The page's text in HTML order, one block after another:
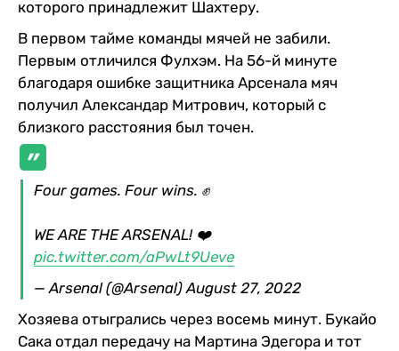
которого принадлежит Шахтеру.
В первом тайме команды мячей не забили.
Первым отличился Фулхэм. На 56-й минуте
благодаря ошибке защитника Арсенала мяч
получил Александар Митрович, который с
близкого расстояния был точен.
Four games. Four wins. ✊
WE ARE THE ARSENAL! ❤️
pic.twitter.com/aPwLt9Ueve
— Arsenal (@Arsenal)August 27, 2022
Хозяева отыгрались через восемь минут. Букайо
Сака отдал передачу на Мартина Эдегора и тот